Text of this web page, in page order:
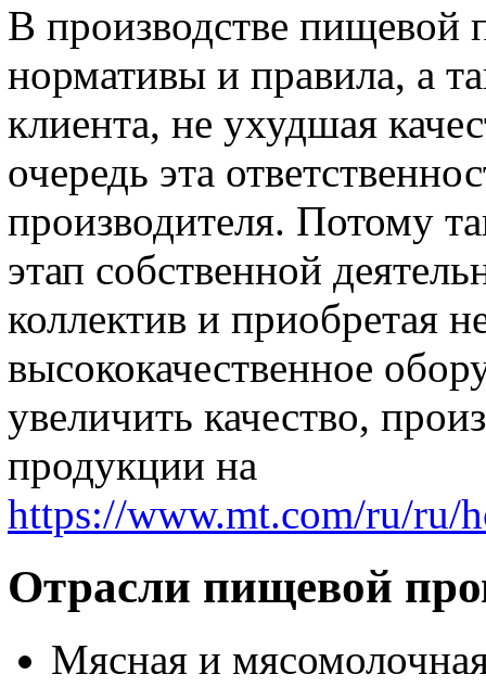
В производстве пищевой
нормативы и правила, а
клиента, не ухудшая
очередь эта
производителя. Потому
этап собственной
коллектив и приобретая
высококачественное
увеличить качество,
продукции на
https://www.mt.com/ru/ru/
Отрасли пищевой
Мясная и